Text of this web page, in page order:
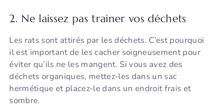
2. Ne laissez pas trainer vos déchets
Les rats sont attirés par les déchets. C’est pourquoi
il est important de les cacher soigneusement pour
éviter qu’ils ne les mangent. Si vous avez des
déchets organiques, mettez-les dans un sac
hermétique et placez-le dans un endroit frais et
sombre.